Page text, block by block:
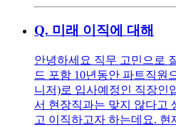
Q. 미래 이직에 대해
안녕하세요 직무 고민으로
드 포함 10년동안 파트직원
니저)로 입사예정인 직장인
서 현장직과는 맞지 않다고
고 이직하고자 하는데요. 현